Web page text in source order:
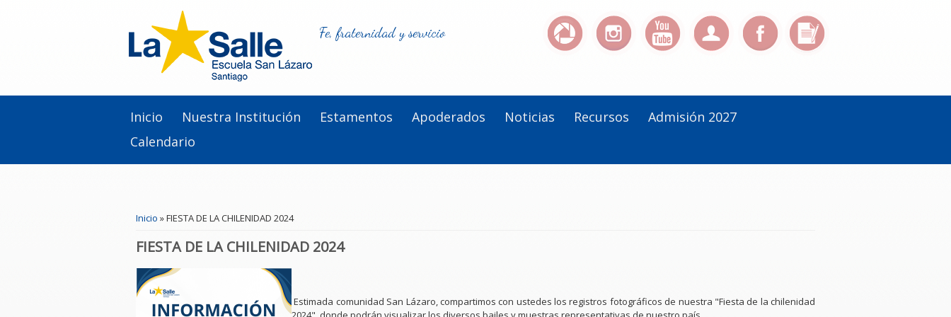
Fe, fraternidad y servicio
Inicio Nuestra Institución Estamentos Apoderados Noticias Recursos
Admisión 2027
Calendario
Inicio » FIESTA DE LA CHILENIDAD 2024
FIESTA DE LA CHILENIDAD 2024
Estimada comunidad San Lázaro, compartimos con ustedes los registros fotográficos de nuestra "Fiesta de la chilenidad